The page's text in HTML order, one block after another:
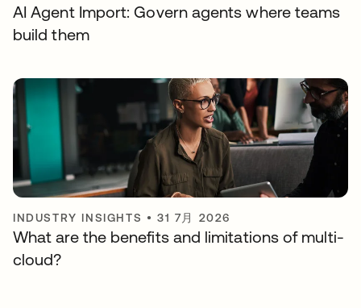
AI Agent Import: Govern agents where teams
build them
INDUSTRY INSIGHTS •31 7月 2026
What are the benefits and limitations of multi-
cloud?